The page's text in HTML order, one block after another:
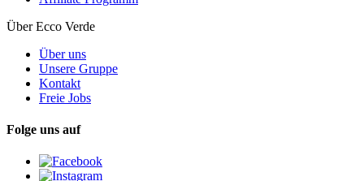
Über Ecco Verde
Über uns
Unsere Gruppe
Kontakt
Freie Jobs
Folge uns auf